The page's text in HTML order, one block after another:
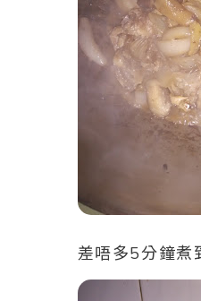
差唔多5分鐘煮